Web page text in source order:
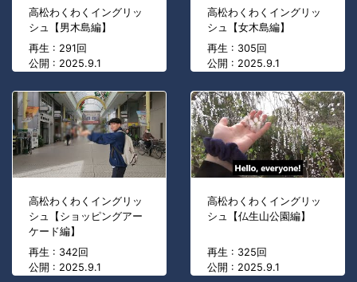
高松わくわくイングリッ
シュ【男木島編】
再生 : 291回
公開 : 2025.9.1
高松わくわくイングリッ
シュ【女木島編】
再生 : 305回
公開 : 2025.9.1
高松わくわくイングリッ
シュ【ショッピングアー
ケード編】
再生 : 342回
公開 : 2025.9.1
高松わくわくイングリッ
シュ【仏生山公園編】
再生 : 325回
公開 : 2025.9.1